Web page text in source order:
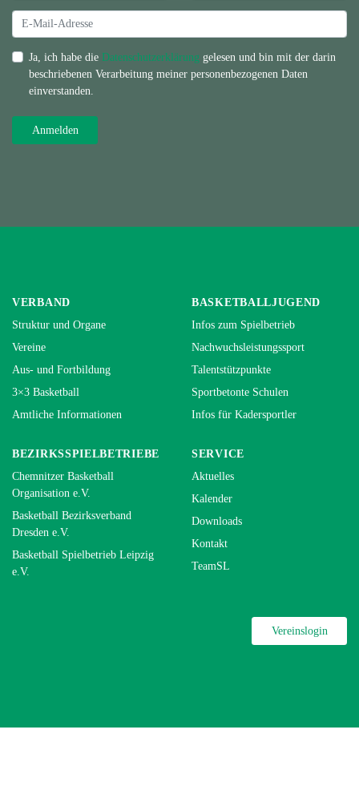
Ja, ich habe die Datenschutzerklärung gelesen und bin mit der darin
beschriebenen Verarbeitung meiner personenbezogenen Daten
einverstanden.
VERBAND
Struktur und Organe
Vereine
Aus- und Fortbildung
3×3 Basketball
Amtliche Informationen
BASKETBALLJUGEND
Infos zum Spielbetrieb
Nachwuchsleistungssport
Talentstützpunkte
Sportbetonte Schulen
Infos für Kadersportler
BEZIRKSSPIELBETRIEBE
Chemnitzer Basketball
Organisation e.V.
Basketball Bezirksverband
Dresden e.V.
Basketball Spielbetrieb Leipzig
e.V.
SERVICE
Aktuelles
Kalender
Downloads
Kontakt
TeamSL
Vereinslogin